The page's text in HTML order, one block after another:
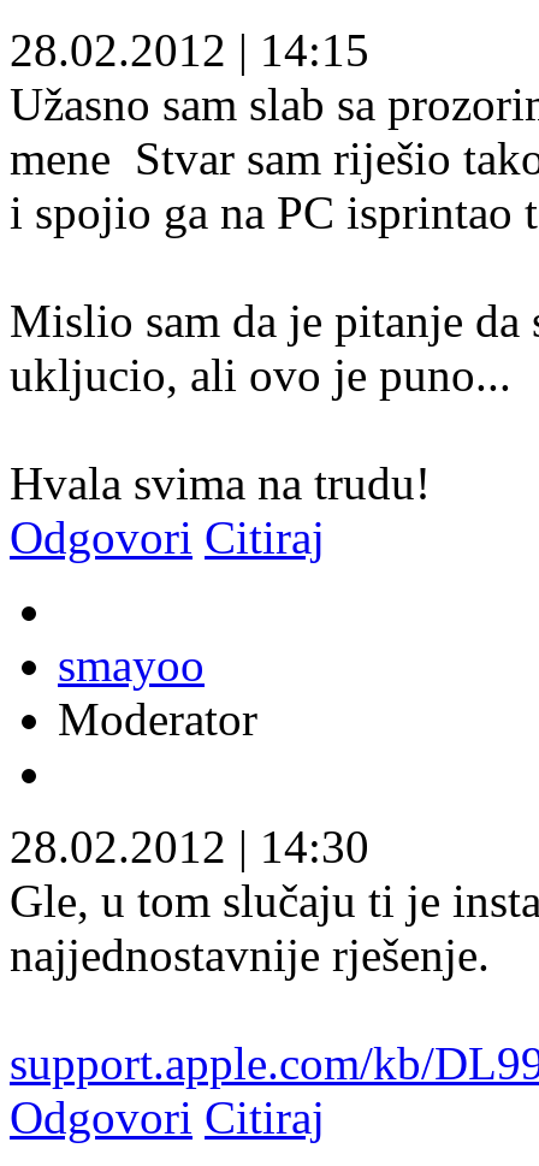
28.02.2012 | 14:15
Užasno sam slab sa
mene Stvar sam riješio
i spojio ga na PC
Mislio sam da je pitanje da
ukljucio, ali ovo je puno...
Hvala svima na trudu!
Odgovori Citiraj
smayoo
Moderator
28.02.2012 | 14:30
Gle, u tom slučaju ti je
najjednostavnije rješenje.
support.apple.com/kb/
Odgovori Citiraj